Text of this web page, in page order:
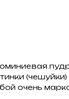
очень